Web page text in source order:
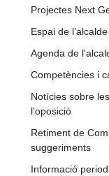
Projectes Next
Espai de l’alcalde
Agenda de
Competències i
Notícies sobre
l'oposició
Retiment de
suggeriments
Informació